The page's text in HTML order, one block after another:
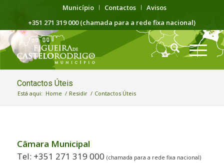
Município Contactos
Avisos
+351 271 319 000 (chamada para a rede fixa nacional)
Contactos Úteis
Está aqui: Home / Residir / Contactos Úteis
Câmara Municipal
Tel: +351 271 319 000 (chamada para a rede fixa nacional)